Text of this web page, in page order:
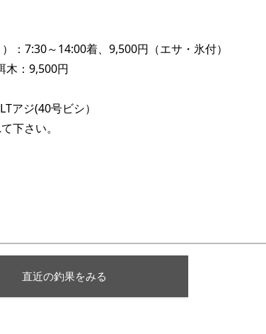
：7:30～14:00着、9,500円（エサ・氷付）
木：9,500円
アジ(40号ビシ）
下さい。
直近の釣果をみる